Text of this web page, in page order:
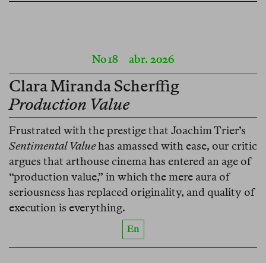
No 18 abr. 2026
Clara Miranda Scherffig
Production Value
Frustrated with the prestige that Joachim Trier’s
Sentimental Valuehas amassed with ease, our critic
argues that arthouse cinema has entered an age of
“production value,” in which the mere aura of
seriousness has replaced originality, and quality of
execution is everything.
En